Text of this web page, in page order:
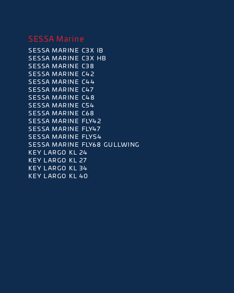
SESSA Marine
SESSA MARINE C3X IB
SESSA MARINE C3X HB
SESSA MARINE C38
SESSA MARINE C42
SESSA MARINE C44
SESSA MARINE C47
SESSA MARINE C48
SESSA MARINE C54
SESSA MARINE C68
SESSA MARINE FLY42
SESSA MARINE FLY47
SESSA MARINE FLY54
SESSA MARINE FLY68 GULLWING
KEY LARGO KL 24
KEY LARGO KL 27
KEY LARGO KL 34
KEY LARGO KL 40